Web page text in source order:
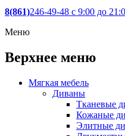
8(861)246-49-48 c 9:00 до
Меню
Верхнее меню
Мягкая мебель
Диваны
Тканевые
Кожаные
Элитные